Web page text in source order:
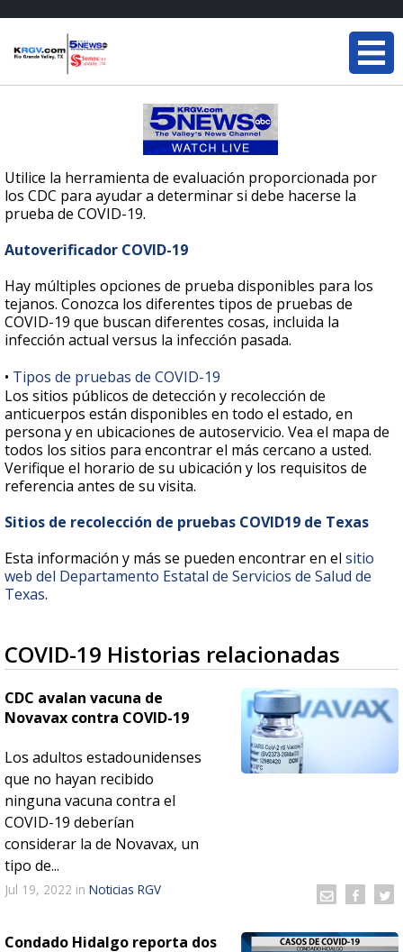
Utilice la herramienta de evaluación proporcionada por
los CDC para ayudar a determinar si debe hacerse la
prueba de COVID-19.
Autoverificador COVID-19
Hay múltiples opciones de prueba disponibles para los
tejanos. Conozca los diferentes tipos de pruebas de
COVID-19 que buscan diferentes cosas, incluida la
infección actual versus la infección pasada.
• Tipos de pruebas de COVID-19
Los sitios públicos de detección y recolección de
anticuerpos están disponibles en todo el estado, en
persona y en ubicaciones de autoservicio. Vea el mapa de
todos los sitios para encontrar el más cercano a usted.
Verifique el horario de su ubicación y los requisitos de
referencia antes de su visita.
Sitios de recolección de pruebas COVID19 de Texas
Esta información y más se pueden encontrar en el sitio
web del Departamento Estatal de Servicios de Salud de
Texas.
COVID-19 Historias relacionadas
CDC avalan vacuna de
Novavax contra COVID-19
Los adultos estadounidenses
que no hayan recibido
ninguna vacuna contra el
COVID-19 deberían
considerar la de Novavax, un
tipo de...
Jul 19, 2022 in Noticias RGV
Condado Hidalgo reporta dos